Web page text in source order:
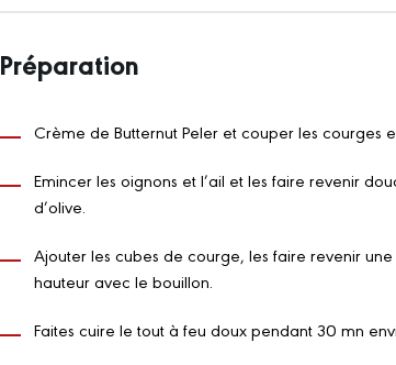
Préparation
Crème de Butternut Peler et couper les courges
Emincer les oignons et l’ail et les faire revenir
d’olive.
Ajouter les cubes de courge, les faire revenir
hauteur avec le bouillon.
Faites cuire le tout à feu doux pendant 30 mn